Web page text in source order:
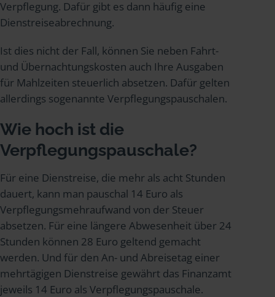
Verpflegung. Dafür gibt es dann häufig eine
Dienstreiseabrechnung.
Ist dies nicht der Fall, können Sie neben Fahrt-
und Übernachtungskosten auch Ihre Ausgaben
für Mahlzeiten steuerlich absetzen. Dafür gelten
allerdings sogenannte Verpflegungspauschalen.
Wie hoch ist die
Verpflegungspauschale?
Für eine Dienstreise, die mehr als acht Stunden
dauert, kann man pauschal 14 Euro als
Verpflegungsmehraufwand von der Steuer
absetzen. Für eine längere Abwesenheit über 24
Stunden können 28 Euro geltend gemacht
werden. Und für den An- und Abreisetag einer
mehrtägigen Dienstreise gewährt das Finanzamt
jeweils 14 Euro als Verpflegungspauschale.